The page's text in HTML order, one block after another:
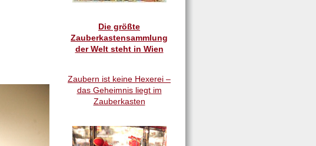
Die größte
Zauberkastensammlung
der Welt steht in Wien
Zaubern ist keine Hexerei –
das Geheimnis liegt im
Zauberkasten